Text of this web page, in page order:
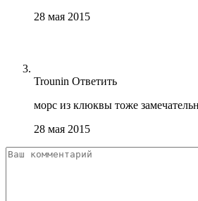
28 мая 2015
Trounin Ответить
морс из клюквы тоже
28 мая 2015